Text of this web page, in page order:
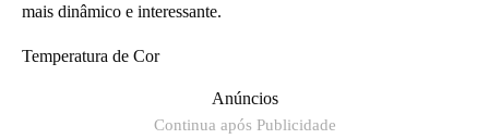
mais dinâmico e interessante.
Temperatura de Cor
Anúncios
Continua após Publicidade